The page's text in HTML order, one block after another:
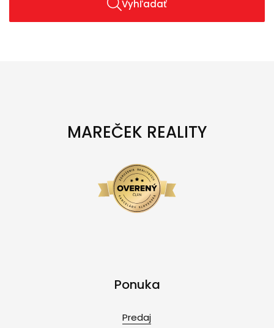
Vyhľadať
MAREČEK REALITY
Ponuka
Predaj